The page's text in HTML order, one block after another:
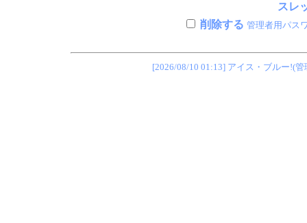
スレ
削除する 管理者用パス
[2026/08/10 01:13] アイス・ブルー!(